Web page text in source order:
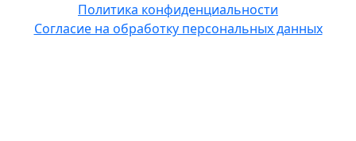
Политика конфиденциальности
Согласие на обработку персональных данных